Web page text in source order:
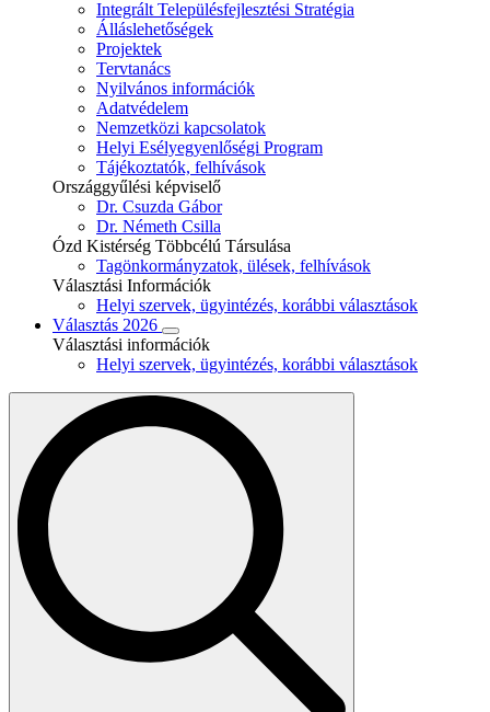
Integrált Településfejlesztési Stratégia
Álláslehetőségek
Projektek
Tervtanács
Nyilvános információk
Adatvédelem
Nemzetközi kapcsolatok
Helyi Esélyegyenlőségi Program
Tájékoztatók, felhívások
Országgyűlési képviselő
Dr. Csuzda Gábor
Dr. Németh Csilla
Ózd Kistérség Többcélú Társulása
Tagönkormányzatok, ülések, felhívások
Választási Információk
Helyi szervek, ügyintézés, korábbi választások
Választás 2026
Választási információk
Helyi szervek, ügyintézés, korábbi választások